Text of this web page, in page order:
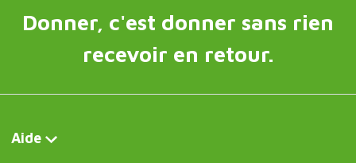
Donner, c'est donner sans rien
recevoir en retour.
Aide